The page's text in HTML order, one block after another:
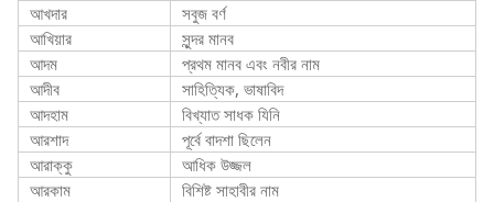
আখদার
সবুজ বর্ণ
আখিয়ার
সুন্দর মানব
আদম
প্রথম মানব এবং নবীর নাম
আদীব
সাহিত্যিক, ভাষাবিদ
আদহাম
বিখ্যাত সাধক যিনি
আরশাদ
পূর্বে বাদশা ছিলেন
আরাক্কু
আধিক উজ্জল
আরকাম
বিশিষ্ট সাহাবীর নাম